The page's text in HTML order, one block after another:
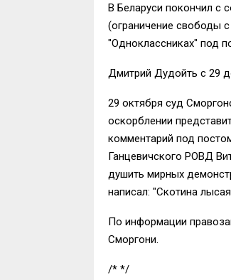
В Беларуси покончил с
(ограничение свободы
"Одноклассниках" под
Дмитрий Дудойть с 29
29 октября суд
оскорблении
комментарий под
Ганцевичского РОВД
душить мирных
написал: "Скотина
По информации
Сморгони.
/* */